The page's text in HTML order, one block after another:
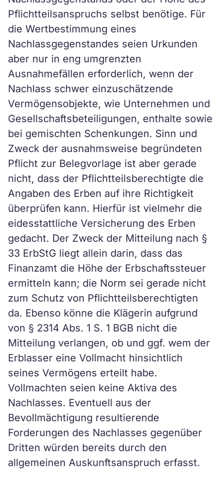
Pflichtteilsanspruchs selbst benötige. Für
die Wertbestimmung eines
Nachlassgegenstandes seien Urkunden
aber nur in eng umgrenzten
Ausnahmefällen erforderlich, wenn der
Nachlass schwer einzuschätzende
Vermögensobjekte, wie Unternehmen und
Gesellschaftsbeteiligungen, enthalte sowie
bei gemischten Schenkungen. Sinn und
Zweck der ausnahmsweise begründeten
Pflicht zur Belegvorlage ist aber gerade
nicht, dass der Pflichtteilsberechtigte die
Angaben des Erben auf ihre Richtigkeit
überprüfen kann. Hierfür ist vielmehr die
eidesstattliche Versicherung des Erben
gedacht. Der Zweck der Mitteilung nach §
33 ErbStG liegt allein darin, dass das
Finanzamt die Höhe der Erbschaftssteuer
ermitteln kann; die Norm sei gerade nicht
zum Schutz von Pflichtteilsberechtigten
da. Ebenso könne die Klägerin aufgrund
von § 2314 Abs. 1 S. 1 BGB nicht die
Mitteilung verlangen, ob und ggf. wem der
Erblasser eine Vollmacht hinsichtlich
seines Vermögens erteilt habe.
Vollmachten seien keine Aktiva des
Nachlasses. Eventuell aus der
Bevollmächtigung resultierende
Forderungen des Nachlasses gegenüber
Dritten würden bereits durch den
allgemeinen Auskunftsanspruch erfasst.